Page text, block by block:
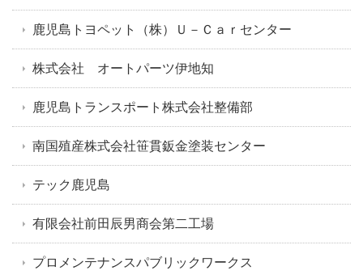
鹿児島トヨペット（株）Ｕ－Ｃａｒセンター
株式会社 オートパーツ伊地知
鹿児島トランスポート株式会社整備部
南国殖産株式会社笹貫鈑金塗装センター
テック鹿児島
有限会社前田辰男商会第二工場
プロメンテナンスパブリックワークス